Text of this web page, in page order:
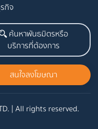
กิจ
ค้นหาพันธมิตรหรือ
บริการที่ต้องการ
สนใจลงโฆษณา
| All rights reserved.